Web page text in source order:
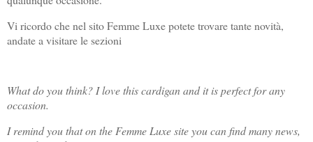
Vi ricordo che nel sito Femme Luxe potete trovare tante novità,
andate a visitare le sezioni
What do you think? I love this cardigan and it is perfect for any
occasion.
I remind you that on the Femme Luxe site you can find many news,